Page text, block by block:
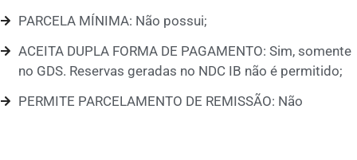
PARCELA MÍNIMA: Não possui;
ACEITA DUPLA FORMA DE PAGAMENTO: Sim, somente
no GDS. Reservas geradas no NDC IB não é permitido;
PERMITE PARCELAMENTO DE REMISSÃO: Não